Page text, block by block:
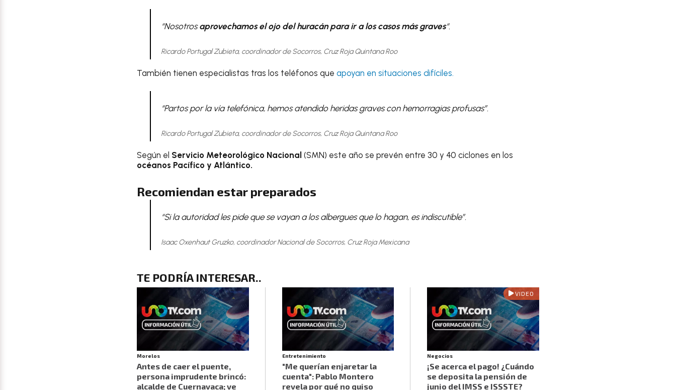
“Nosotrosaprovechamos el ojo del huracán para ir a los casos más graves“.
Ricardo Portugal Zubieta, coordinador de Socorros, Cruz Roja Quintana Roo
También tienen especialistas tras los teléfonos que apoyan en situaciones difíciles.
“Partos por la vía telefónica, hemos atendido heridas graves con hemorragias profusas”.
Ricardo Portugal Zubieta, coordinador de Socorros, Cruz Roja Quintana Roo
Según el Servicio Meteorológico Nacional (SMN) este año se prevén entre 30 y 40 ciclones en los
océanos Pacífico y Atlántico.
Recomiendan estar preparados
“Si la autoridad les pide que se vayan a los albergues que lo hagan, es indiscutible”.
Isaac Oxenhaut Gruzko, coordinador Nacional de Socorros, Cruz Roja Mexicana
TE PODRÍA INTERESAR..
Morelos
Antes de caer el puente,
persona imprudente brincó:
alcalde de Cuernavaca; ve
Entretenimiento
"Me querían enjaretar la
cuenta": Pablo Montero
revela por qué no quiso
VIDEO
Negocios
¡Se acerca el pago! ¿Cuándo
se deposita la pensión de
junio del IMSS e ISSSTE?